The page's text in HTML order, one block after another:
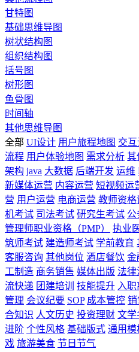
甘特图
基础思维导图
树状结构图
组织结构图
括号图
树形图
鱼骨图
时间轴
其他思维导图
全部 UI设计 用户旅程地图 交
流程 用户体验地图 需求分析 其
架构 java 大数据 后端开发 运维
新媒体运营 内容运营 短视频运
营 用户运营 电商运营 教师资格
机考试 司法考试 研究生考试 公
管理师职业资格（PMP）
执业
筑师考试 建造师考试 学前教育
客服咨询 其他岗位 酒店餐饮 金
工制造 商务销售 媒体出版 法律
流快递 团建培训 技能提升 入
管理 会议纪要 SOP 成本管控 销
合知识 人文历史 投资理财 文学
进阶 个性风格 基础版式 通用模
戏 旅游美食 节日节气